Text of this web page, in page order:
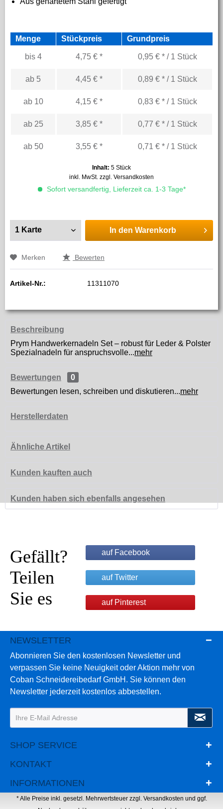
Menge Stückpreis Grundpreis
bis 4 4,75 € * 0,95 € * / 1 Stück
ab 5 4,45 € * 0,89 € * / 1 Stück
ab 10 4,15 € * 0,83 € * / 1 Stück
ab 25 3,85 € * 0,77 € * / 1 Stück
ab 50 3,55 € * 0,71 € * / 1 Stück
Inhalt: 5 Stück
inkl. MwSt. zzgl. Versandkosten
Sofort versandfertig, Lieferzeit ca. 1-3 Tage*
In den Warenkorb
Merken Bewerten
Artikel-Nr.: 11311070
Beschreibung
Prym Handwerkernadeln Set – robust für Leder & Polster
Spezialnadeln für anspruchsvolle...mehr
Bewertungen
0
Bewertungen lesen, schreiben und diskutieren...mehr
Herstellerdaten
Ähnliche Artikel
Kunden kauften auch
Kunden haben sich ebenfalls angesehen
Gefällt?
Teilen
Sie es
auf Facebook
auf Twitter
auf Pinterest
NEWSLETTER
Abonnieren Sie den kostenlosen Newsletter und
verpassen Sie keine Neuigkeit oder Aktion mehr von
Coban Schneidereibedarf GmbH. Sie können den
Newsletter jederzeit kostenlos abbestellen.
SHOP SERVICE
KONTAKT
INFORMATIONEN
* Alle Preise inkl. gesetzl. Mehrwertsteuer zzgl. Versandkosten und ggf.